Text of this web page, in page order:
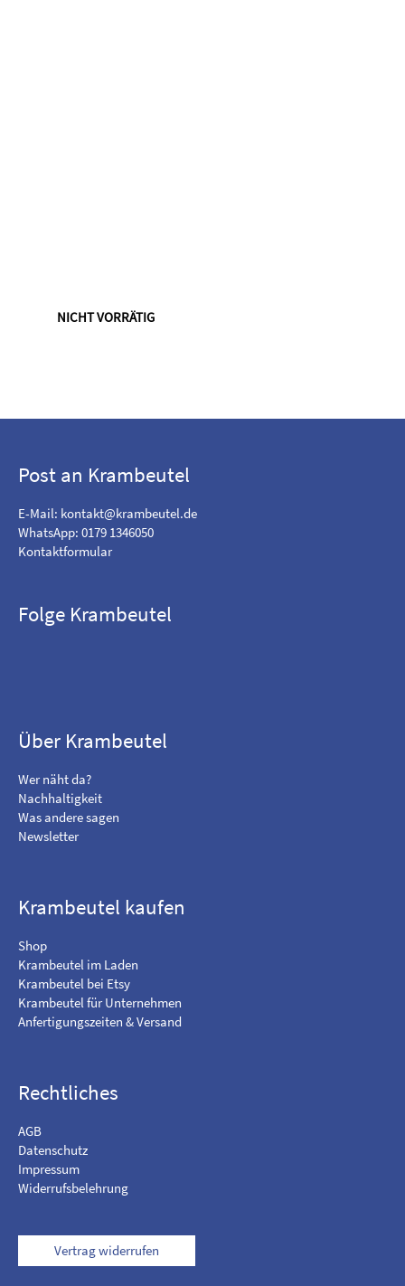
NICHT VORRÄTIG
Post an Krambeutel
E-Mail: kontakt@krambeutel.de
WhatsApp: 0179 1346050
Kontaktformular
Folge Krambeutel
m
e
n
F
a
c
o
o
k
h
m
i
c
h
I
r
Über Krambeutel
Wer näht da?
Nachhaltigkeit
Was andere sagen
Newsletter
Krambeutel kaufen
Shop
Krambeutel im Laden
Krambeutel bei Etsy
Krambeutel für Unternehmen
Anfertigungszeiten & Versand
Rechtliches
AGB
Datenschutz
Impressum
Widerrufsbelehrung
Vertrag widerrufen